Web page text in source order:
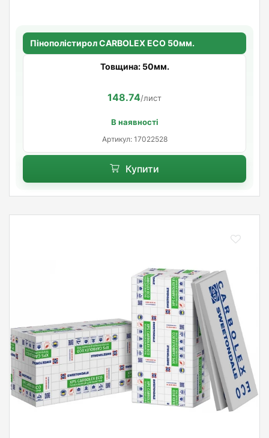
Пінополістирол CARBOLEX ECO 50мм.
Товщина: 50мм.
148.74/лист
В наявності
Артикул: 17022528
Купити